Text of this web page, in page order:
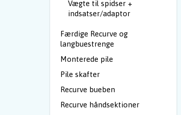
Vægte til spidser +
indsatser/adaptor
Færdige Recurve og
langbuestrenge
Monterede pile
Pile skafter
Recurve bueben
Recurve håndsektioner